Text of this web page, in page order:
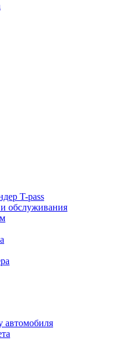
T-pass
обслуживания
автомобиля